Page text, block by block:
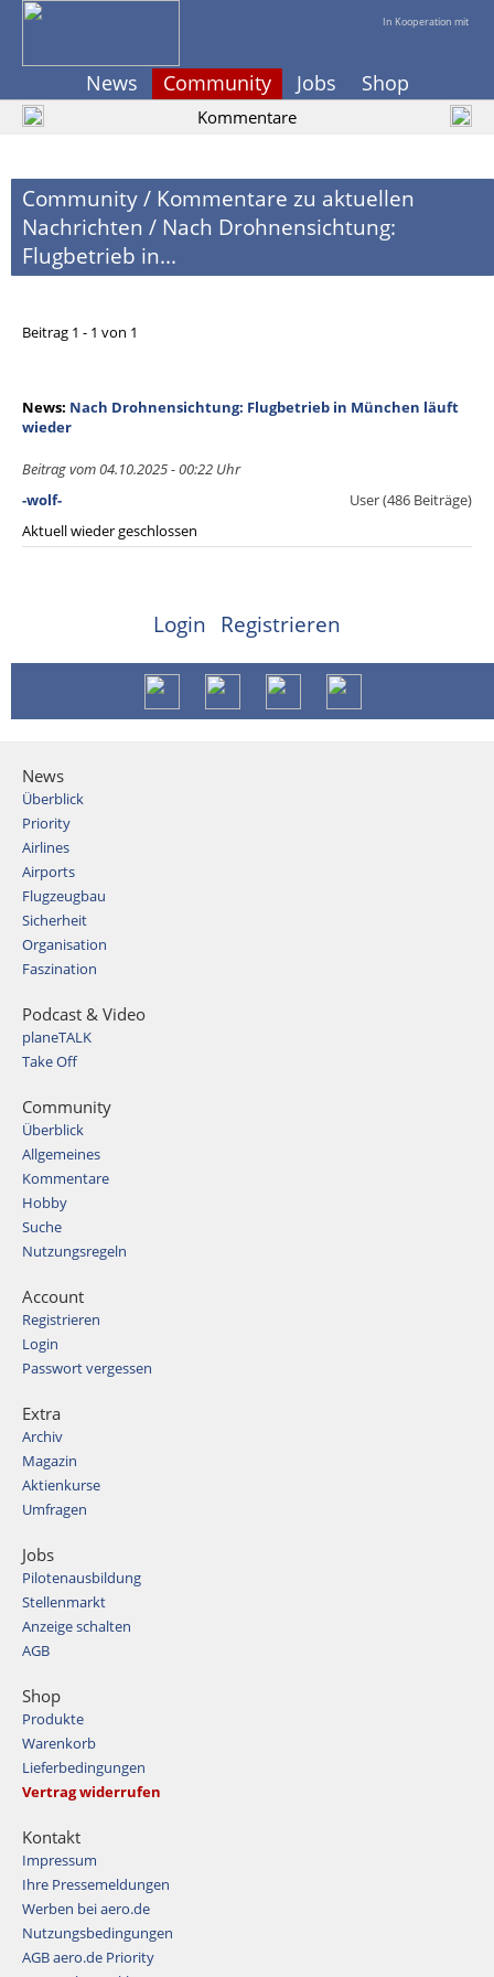
In Kooperation mit
News Community Jobs Shop
Kommentare
Community/ Kommentare zu aktuellen
Nachrichten / Nach Drohnensichtung:
Flugbetrieb in...
Beitrag 1 - 1 von 1
News: Nach Drohnensichtung: Flugbetrieb in München läuft
wieder
Beitrag vom 04.10.2025 - 00:22 Uhr
-wolf-
User (486 Beiträge)
Aktuell wieder geschlossen
Login Registrieren
News
Überblick
Priority
Airlines
Airports
Flugzeugbau
Sicherheit
Organisation
Faszination
Podcast & Video
planeTALK
Take Off
Community
Überblick
Allgemeines
Kommentare
Hobby
Suche
Nutzungsregeln
Account
Registrieren
Login
Passwort vergessen
Extra
Archiv
Magazin
Aktienkurse
Umfragen
Jobs
Pilotenausbildung
Stellenmarkt
Anzeige schalten
AGB
Shop
Produkte
Warenkorb
Lieferbedingungen
Vertrag widerrufen
Kontakt
Impressum
Ihre Pressemeldungen
Werben bei aero.de
Nutzungsbedingungen
AGB aero.de Priority